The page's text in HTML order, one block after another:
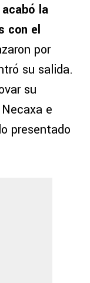
la
con el
por
su salida.
su
e
presentado